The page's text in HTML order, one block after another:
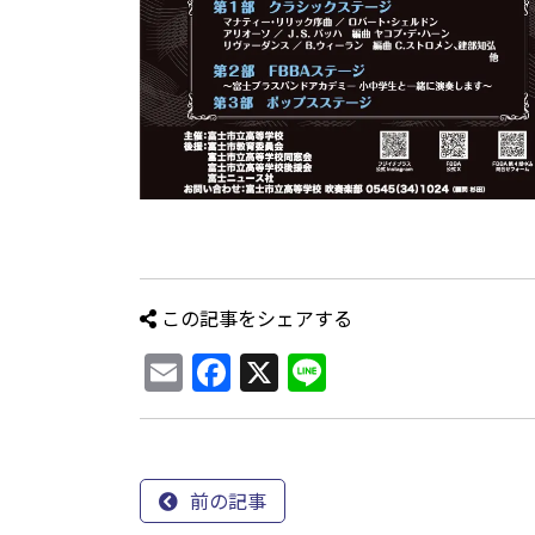
この記事をシェアする
EmailFacebook
X
前の記事